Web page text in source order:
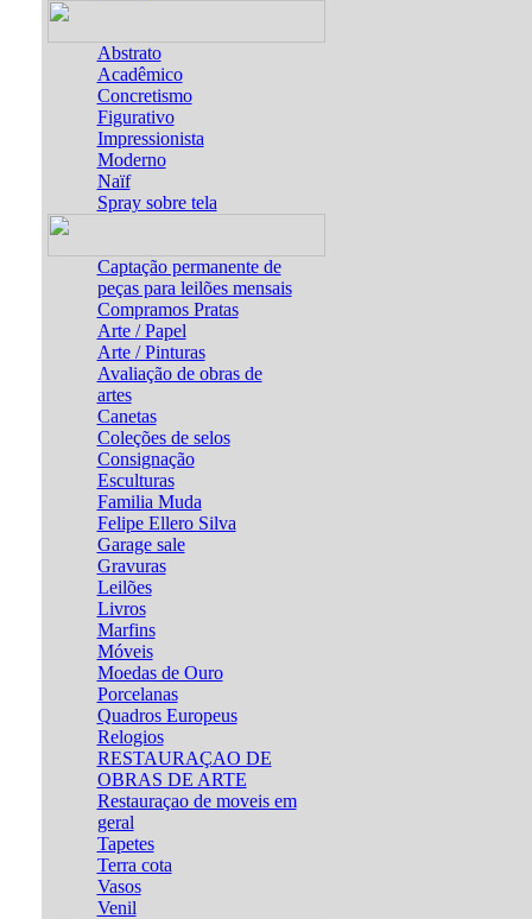
Abstrato
Acadêmico
Concretismo
Figurativo
Impressionista
Moderno
Naïf
Spray sobre tela
Captação permanente de
peças para leilões mensais
Compramos Pratas
Arte / Papel
Arte / Pinturas
Avaliação de obras de
artes
Canetas
Coleções de selos
Consignação
Esculturas
Familia Muda
Felipe Ellero Silva
Garage sale
Gravuras
Leilões
Livros
Marfins
Móveis
Moedas de Ouro
Porcelanas
Quadros Europeus
Relogios
RESTAURAÇAO DE
OBRAS DE ARTE
Restauraçao de moveis em
geral
Tapetes
Terra cota
Vasos
Venil